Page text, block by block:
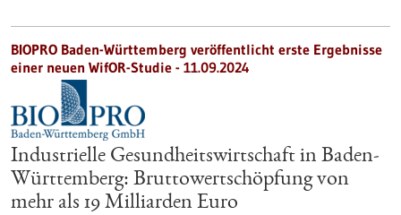
BIOPRO Baden-Württemberg veröffentlicht erste Ergebnisse
einer neuen WifOR-Studie - 11.09.2024
Industrielle Gesundheitswirtschaft in Baden-
Württemberg: Bruttowertschöpfung von
mehr als 19 Milliarden Euro